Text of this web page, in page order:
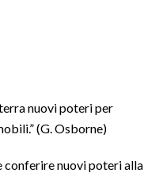
nuovi poteri per
(G. Osborne)
conferire nuovi poteri alla